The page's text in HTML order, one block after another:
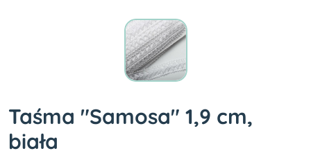
Taśma "Samosa" 1,9 cm,
biała